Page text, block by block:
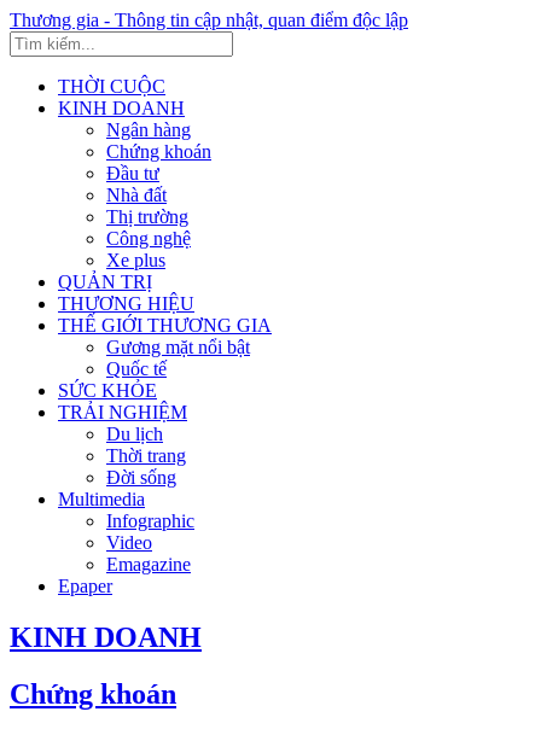
Thương gia - Thông tin cập nhật, quan điểm độc lập
THỜI CUỘC
KINH DOANH
Ngân hàng
Chứng khoán
Đầu tư
Nhà đất
Thị trường
Công nghệ
Xe plus
QUẢN TRỊ
THƯƠNG HIỆU
THẾ GIỚI THƯƠNG GIA
Gương mặt nổi bật
Quốc tế
SỨC KHỎE
TRẢI NGHIỆM
Du lịch
Thời trang
Đời sống
Multimedia
Infographic
Video
Emagazine
Epaper
KINH DOANH
Chứng khoán